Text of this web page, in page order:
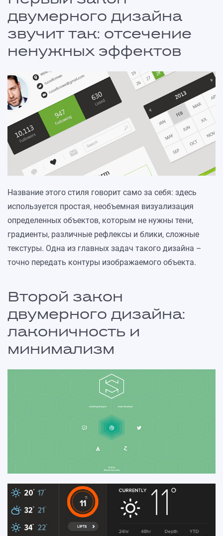
двумерного дизайна
звучит так: отсечение
ненужных эффектов
Название этого стиля говорит само за себя: здесь
используется простая, необъемная визуализация
определенных объектов, которым не нужны тени,
градиенты, различные рефлексы и блики, сложные
текстуры. Одна из главных задач такого дизайна –
точно передать контуры изображаемого объекта.
Второй закон
двумерного дизайна:
лаконичность и
минимализм